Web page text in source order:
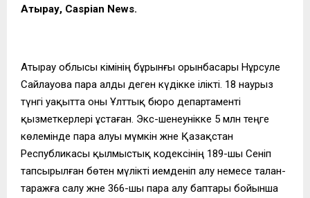
Атырау, Caspian News.
Атырау облысы әкімінің бұрынғы орынбасары Нұрсәуле
Сайлауова пара алды деген күдікке ілікті. 18 наурыз
түнгі уақытта оны Ұлттық бюро департаменті
қызметкерлері ұстаған. Экс-шенеунікке 5 млн теңге
көлемінде пара алуы мүмкін және Қазақстан
Республикасы қылмыстық кодексінің 189-шы Сенiп
тапсырылған бөтен мүлiктi иемденiп алу немесе талан-
таражға салу және 366-шы пара алу баптары бойынша